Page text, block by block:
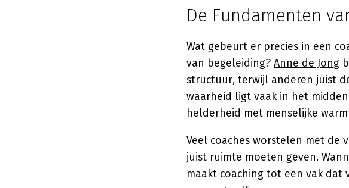
De Fundamenten
Wat gebeurt er precies in een
van begeleiding? Anne de Jong
structuur, terwijl anderen juist
waarheid ligt vaak in het
helderheid met menselijke
Veel coaches worstelen met de
juist ruimte moeten geven.
maakt coaching tot een vak